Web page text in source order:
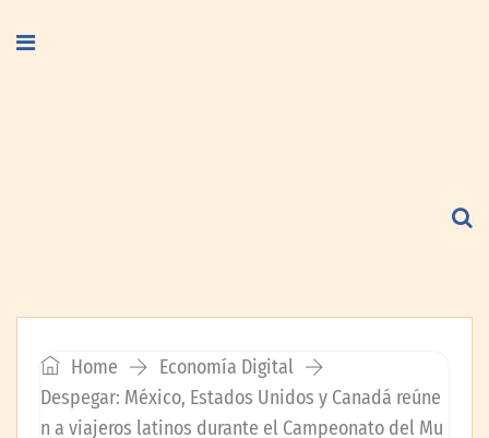
Home
Economía Digital
Despegar: México, Estados Unidos y Canadá reúne
n a viajeros latinos durante el Campeonato del Mu